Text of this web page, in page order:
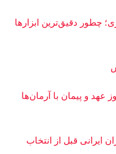
چطور دقیق‌ترین ابزارها
عهد و پیمان با آرمان‌ها
ایرانی قبل از انتخاب